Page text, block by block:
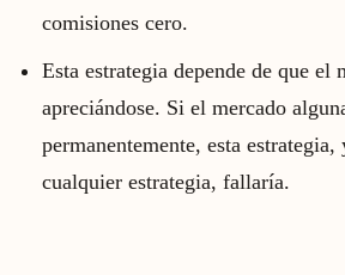
comisiones cero.
Esta estrategia depende de que el
apreciándose. Si el mercado
permanentemente, esta
cualquier estrategia, fallaría.